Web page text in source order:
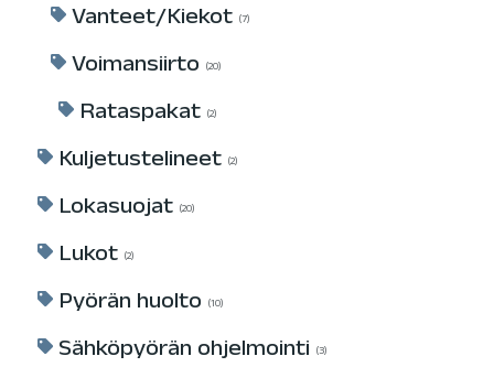
Vanteet/Kiekot 7
Voimansiirto 20
Rataspakat 2
Kuljetustelineet 2
Lokasuojat 20
Lukot 2
Pyörän huolto 10
Sähköpyörän ohjelmointi 3